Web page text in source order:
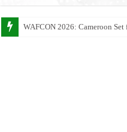
WAFCON 2026: Cameroon